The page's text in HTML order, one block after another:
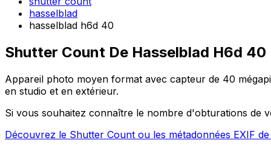
hasselblad
hasselblad h6d 40
Shutter Count De Hasselblad H6d 40
Appareil photo moyen format avec capteur de 40
en studio et en extérieur.
Si vous souhaitez connaître le nombre d'obturations de
Découvrez le Shutter Count ou les métadonnées EXIF